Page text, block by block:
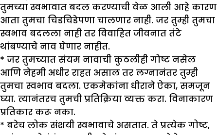
तुमच्या स्वभावात बदल करण्याची वेळ आली आहे कारण
आता तुमचा चिडचिडेपणा चालणार नाही. जर तुम्ही तुमचा
स्वभाव बदलला नाही तर विवाहित जीवनात तंटे
थांबण्याचे नाव घेणार नाहीत.
* जर तुमच्यात संयम नावाची कुठलीही गोष्ट नसेल
आणि नेहमी अधीर राहत असाल तर लग्नानंतर तुम्ही
तुमचा स्वभाव बदला. एकमेकांना धीराने ऐका, समजून
घ्या. त्यानंतरच तुमची प्रतिक्रिया व्यक्त करा. विनाकारण
प्रतिकार करू नका.
* बरेच लोक संशयी स्वभावाचे असतात. ते प्रत्येक गोष्ट,